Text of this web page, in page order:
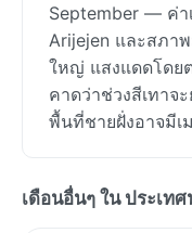
September — ค่า
Arijejen และสภา
ใหญ่ แสงแดดโดย
คาดว่าช่วงสีเทาจ
พื้นที่ชายฝั่งอาจมี
เดือนอื่นๆ ใน ประเทศ